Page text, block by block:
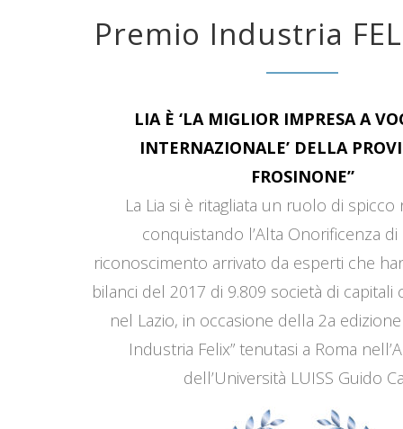
Premio Industria
LIA È ‘LA MIGLIOR IMPRESA A
INTERNAZIONALE’ DELLA
FROSINONE”
La Lia si è ritagliata un ruolo di
conquistando l’Alta Onorificenza di
riconoscimento arrivato da esperti che
bilanci del 2017 di 9.809 società di capitali
nel Lazio, in occasione della 2a
Industria Felix” tenutasi a Roma
dell’Università LUISS Guido